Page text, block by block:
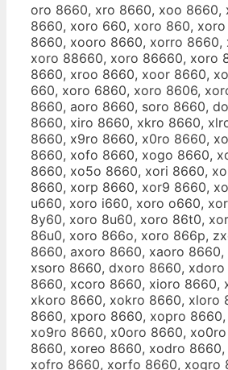
oro 8660, xro 8660, xoo 8660,
8660, xoro 660, xoro 860,
8660, xooro 8660, xorro 8660,
xoro 88660, xoro 86660, xoro
8660, xroo 8660, xoor 8660,
660, xoro 6860, xoro 8606,
8660, aoro 8660, soro 8660,
8660, xiro 8660, xkro 8660,
8660, x9ro 8660, x0ro 8660,
8660, xofo 8660, xogo 8660,
8660, xo5o 8660, xori 8660,
8660, xorp 8660, xor9 8660,
u660, xoro i660, xoro o660,
8y60, xoro 8u60, xoro 86t0,
86u0, xoro 866o, xoro 866p,
8660, axoro 8660, xaoro
xsoro 8660, dxoro 8660,
8660, xcoro 8660, xioro 8660,
xkoro 8660, xokro 8660, xloro
8660, xporo 8660, xopro
xo9ro 8660, x0oro 8660,
8660, xoreo 8660, xodro
xofro 8660, xorfo 8660, xogro